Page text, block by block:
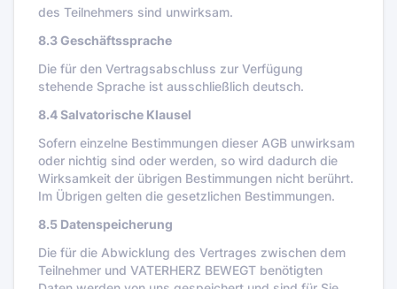
des Teilnehmers sind unwirksam.
8.3 Geschäftssprache
Die für den Vertragsabschluss zur Verfügung
stehende Sprache ist ausschließlich deutsch.
8.4 Salvatorische Klausel
Sofern einzelne Bestimmungen dieser AGB unwirksam
oder nichtig sind oder werden, so wird dadurch die
Wirksamkeit der übrigen Bestimmungen nicht berührt.
Im Übrigen gelten die gesetzlichen Bestimmungen.
8.5 Datenspeicherung
Die für die Abwicklung des Vertrages zwischen dem
Teilnehmer und VATERHERZ BEWEGT benötigten